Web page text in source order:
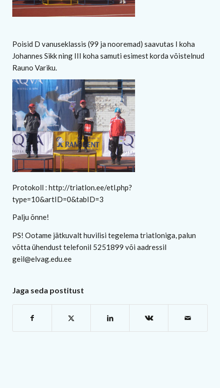
Poisid D vanuseklassis (99 ja nooremad) saavutas I koha
Johannes Sikk ning III koha samuti esimest korda võistelnud
Rauno Variku.
Protokoll : http://triatlon.ee/etl.php?
type=10&artID=0&tabID=3
Palju õnne!
PS! Ootame jätkuvalt huvilisi tegelema triatloniga, palun
võtta ühendust telefonil 5251899 või aadressil
geil@elvag.edu.ee
Jaga seda postitust